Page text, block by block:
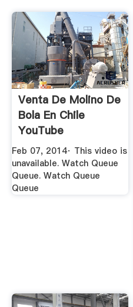
Venta De Molino De
Bola En Chile
YouTube
Feb 07, 2014· This video is
unavailable. Watch Queue
Queue. Watch Queue
Queue